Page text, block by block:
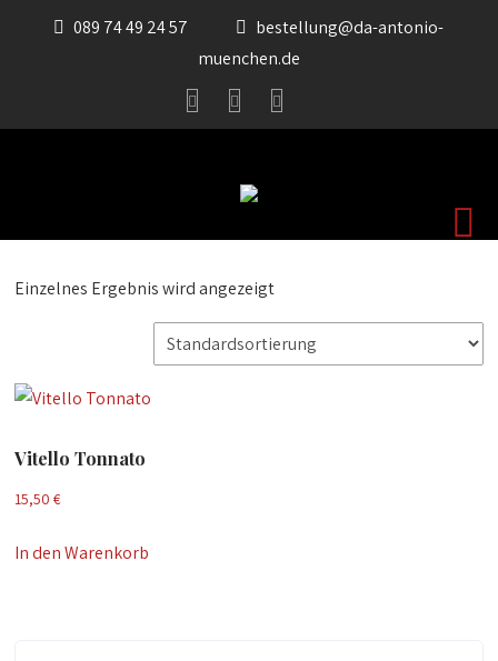
089 74 49 24 57
bestellung@da-antonio-
muenchen.de
Einzelnes Ergebnis wird angezeigt
Vitello Tonnato
15,50€
In den Warenkorb